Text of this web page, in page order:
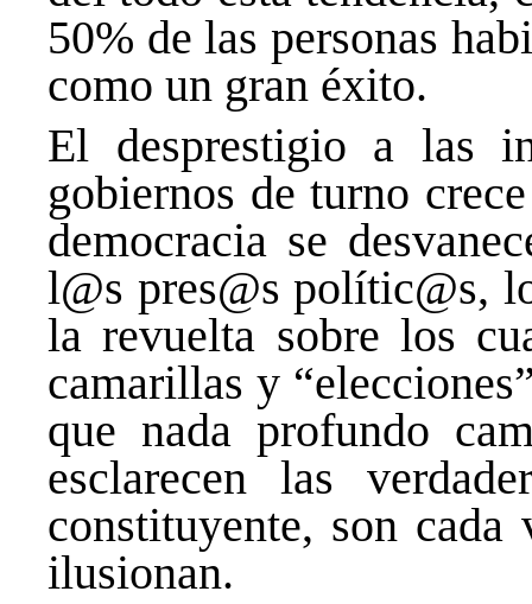
50% de las personas
como un gran éxito.
El desprestigio a las
gobiernos de turno
democracia se
l@s pres@s polític@s,
la revuelta sobre los
camarillas y
que nada profundo
esclarecen las
constituyente, son cada
ilusionan.